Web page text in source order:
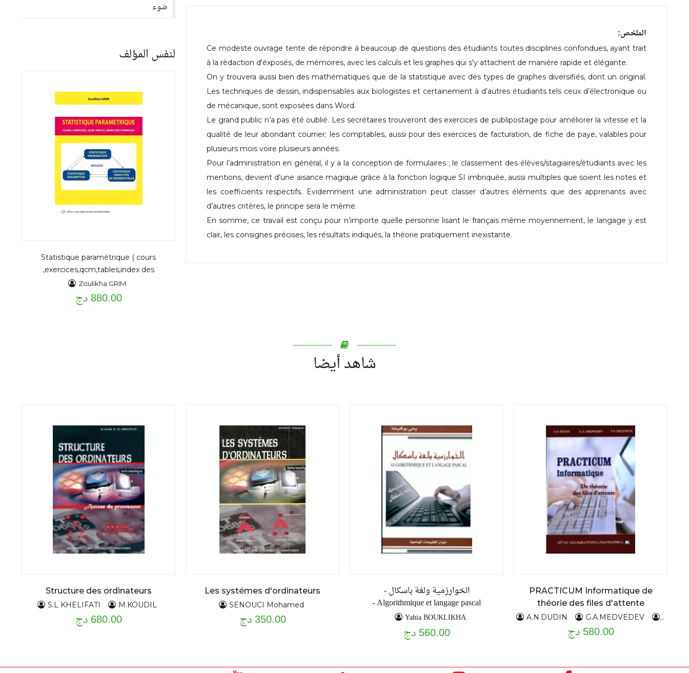
الملخص:
Ce modeste ouvrage tente de répondre à beaucoup de questions des étudiants toutes disciplines confondues, ayant trait
à la rèdaction d'éxposés, de mémoires, avec les calculs et les graphes qui s'y attachent de manière rapide et élégante.
On y trouvera aussi bien des mathématiques que de la statistique avec des types de graphes diversifiés, dont un original.
Les techniques de dessin, indispensables aux biologistes et certainement à d’autres étudiants tels ceux d’électronique ou
de mécanique, sont exposées dans Word.
Le grand public n’a pas été oublié. Les secrétaires trouveront des exercices de publipostage pour améliorer la vitesse et la
qualité de leur abondant courrier; les comptables, aussi pour des exercices de facturation, de fiche de paye, valables pour
plusieurs mois voire plusieurs années.
Pour l’administration en général, il y a la conception de formulaires ; le classement des élèves/stagiaires/étudiants avec les
mentions, devient d’une aisance magique grâce à la fonction logique SI imbriquée, aussi multiples que soient les notes et
les coefficients respectifs. Evidemment une administration peut classer d’autres éléments que des apprenants avec
d’autres critères, le principe sera le même.
En somme, ce travail est conçu pour n’importe quelle personne lisant le français même moyennement, le langage y est
clair, les consignes précises, les résultats indiqués, la théorie pratiquement inexistante.
ضوء
لنفس المؤلف
Statistique paramétrique ( cours
,exercices,qcm,tables,index des
formules)
Zoulikha GRIM
880.00 دج
شاهد أيضا
PRACTICUM Informatique de
théorie des files d'attente
A.N.DUDIN G.A.MEDVEDEV
580.00 دج
الخوارزمية ولغة باسكال -
Algorithmique et langage pascal -
Yahia BOUKLIKHA
560.00 دج
Les systémes d'ordinateurs
SENOUCI Mohamed
350.00 دج
Structure des ordinateurs
S.L KHELIFATI M.KOUDIL
680.00 دج